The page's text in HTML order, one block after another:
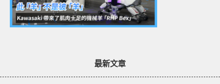
最新文章